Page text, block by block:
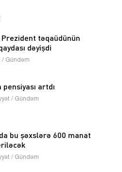
təqaüdünün
dəyişdi
/ Gündəm
artdı
/ Gündəm
bu şəxslərə 600 manat
/ Gündəm